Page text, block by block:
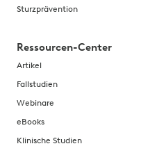
Sturzprävention
Ressourcen-Center
Artikel
Fallstudien
Webinare
eBooks
Klinische Studien